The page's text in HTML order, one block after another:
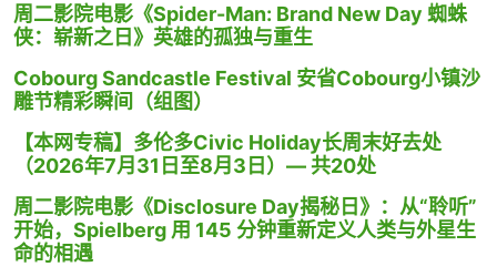
周二影院电影《Spider-Man: Brand New Day 蜘蛛
侠：崭新之日》英雄的孤独与重生
Cobourg Sandcastle Festival 安省Cobourg小镇沙
雕节精彩瞬间（组图）
【本网专稿】多伦多Civic Holiday长周末好去处
（2026年7月31日至8月3日）— 共20处
周二影院电影《Disclosure Day揭秘日》：从“聆听”
开始，Spielberg 用 145 分钟重新定义人类与外星生
命的相遇